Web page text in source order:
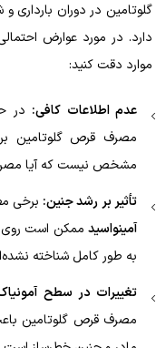
گلوتامین در دوران
دارد. در مورد عوارض
موارد دقت کنید:
عدم اطلاعات کافی: در
مصرف قرص گلوتامین
مشخص نیست که آیا مصرف
تأثیر بر رشد جنین: برخی
آمینواسید ممکن است روی
به طور کامل شناخته
تغییرات در سطح
مصرف قرص گلوتامین